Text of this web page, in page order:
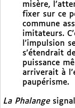
misère,
fixer sur ce
commune
imitateurs.
l’impulsion
s’étendrait
puissance
arriverait à
paupérisme.
La Phalange